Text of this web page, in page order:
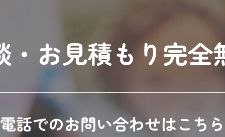
・お見積もり完全
話でのお問い合わせはこち